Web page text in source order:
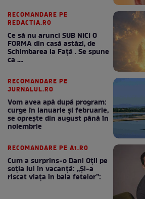
RECOMANDARE PE
REDACTIA.RO
Ce să nu arunci SUB NICI O
FORMA din casă astăzi, de
Schimbarea la Față . Se spune
ca ....
RECOMANDARE PE
JURNALUL.RO
Vom avea apă după program:
curge în ianuarie și februarie,
se oprește din august până în
noiembrie
RECOMANDARE PE A1.RO
Cum a surprins-o Dani Oțil pe
soția lui în vacanță: „Și-a
riscat viața în baia fetelor”: